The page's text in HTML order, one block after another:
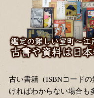
古い書籍（ISBNコード
ければわからない場合も